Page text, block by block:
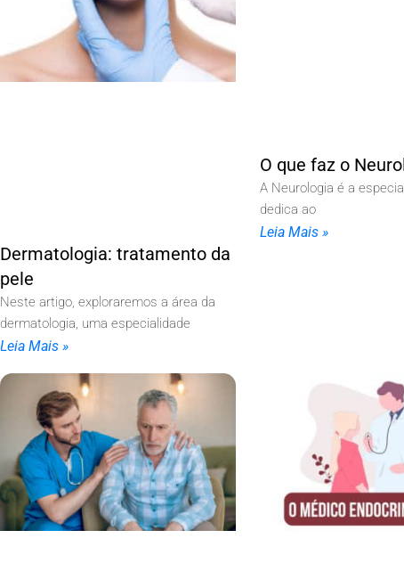
Dermatologia: tratamento da
pele
Neste artigo, exploraremos a área da
dermatologia, uma especialidade
Leia Mais »
O que faz o
A Neurologia é a
dedica ao
Leia Mais »